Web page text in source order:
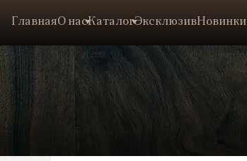
ГлавнаяО насКаталогЭксклюзивНовинки